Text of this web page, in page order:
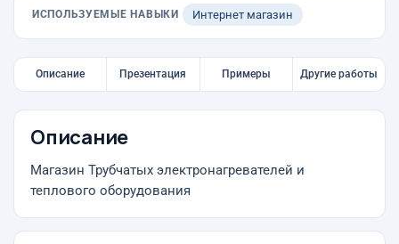
ИСПОЛЬЗУЕМЫЕ НАВЫКИ Интернет магазин
Описание Презентация Примеры Другие работы
Описание
Магазин Трубчатых электронагревателей и
теплового оборудования